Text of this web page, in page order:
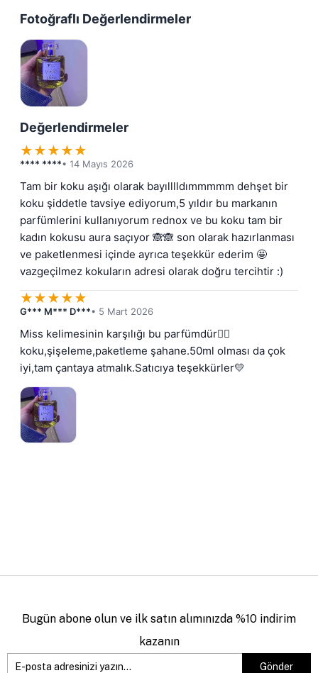
Fotoğraflı Değerlendirmeler
Değerlendirmeler
★★★★★
**** ****• 14 Mayıs 2026
Tam bir koku aşığı olarak bayılllldımmmmm dehşet bir
koku şiddetle tavsiye ediyorum,5 yıldır bu markanın
parfümlerini kullanıyorum rednox ve bu koku tam bir
kadın kokusu aura saçıyor 🙈🙈 son olarak hazırlanması
ve paketlenmesi içinde ayrıca teşekkür ederim 🤩
vazgeçilmez kokuların adresi olarak doğru tercihtir :)
★★★★★
G*** M*** D***• 5 Mart 2026
Miss kelimesinin karşılığı bu parfümdür👌🏻
koku,şişeleme,paketleme şahane.50ml olması da çok
iyi,tam çantaya atmalık.Satıcıya teşekkürler💛
Bugün abone olun ve ilk satın alımınızda %10 indirim
kazanın
Gönder